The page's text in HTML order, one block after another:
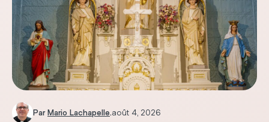
Par Mario Lachapelle.août 4, 2026